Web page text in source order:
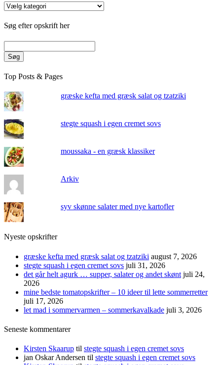
Kategorier
Søg efter opskrift her
Søg
Top Posts & Pages
græske kefta med græsk salat og tzatziki
stegte squash i egen cremet sovs
moussaka - en græsk klassiker
Arkiv
syv skønne salater med nye kartofler
Nyeste opskrifter
græske kefta med græsk salat og tzatziki august 7, 2026
stegte squash i egen cremet sovs juli 31, 2026
det går helt agurk … supper, salater og andet skønt juli 24,
2026
mine bedste tomatopskrifter – 10 ideer til lette sommerretter
juli 17, 2026
let mad i sommervarmen – sommerkavalkade juli 3, 2026
Seneste kommentarer
Kirsten Skaarup til stegte squash i egen cremet sovs
jan Oskar Andersen til stegte squash i egen cremet sovs